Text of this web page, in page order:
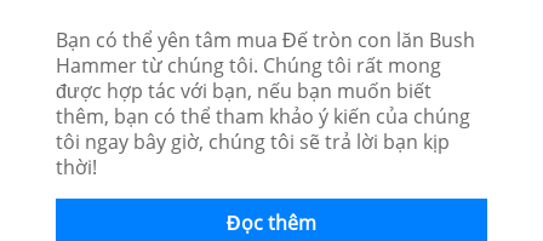
Bạn có thể yên tâm mua Đế tròn con lăn Bush
Hammer từ chúng tôi. Chúng tôi rất mong
được hợp tác với bạn, nếu bạn muốn biết
thêm, bạn có thể tham khảo ý kiến ​​của chúng
tôi ngay bây giờ, chúng tôi sẽ trả lời bạn kịp
thời!
Đọc thêm